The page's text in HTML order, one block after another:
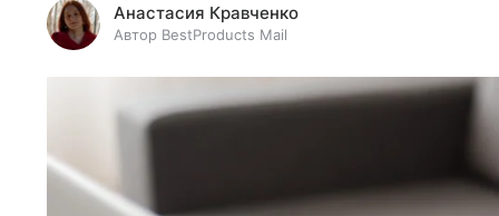
Анастасия Кравченко
Автор BestProducts Mail